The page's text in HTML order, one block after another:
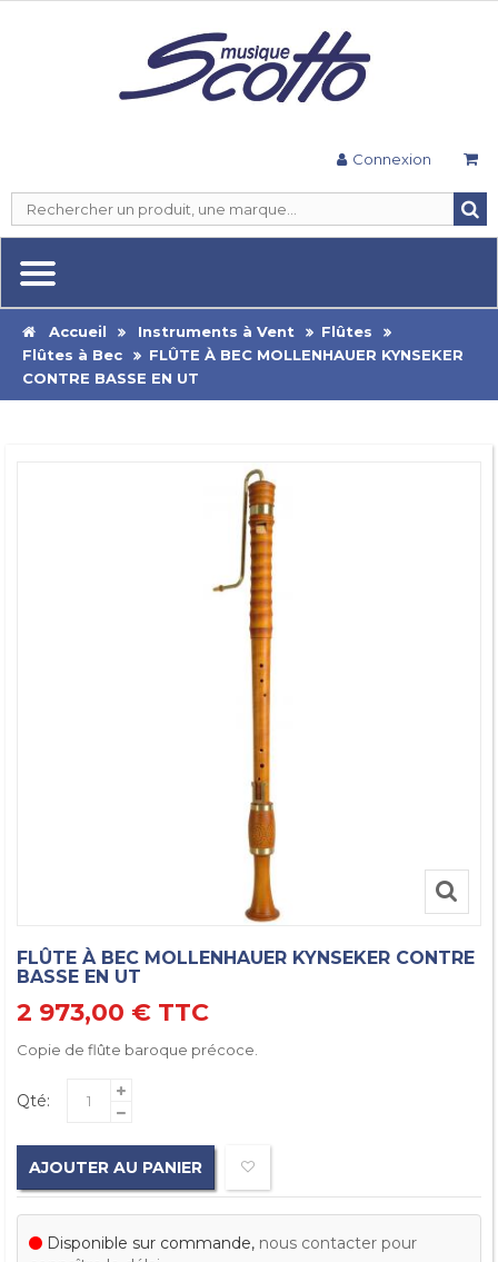
Connexion
Accueil Instruments à Vent
Flûtes
Flûtes à Bec
FLÛTE À BEC MOLLENHAUER KYNSEKER
CONTRE BASSE EN UT
FLÛTE À BEC MOLLENHAUER KYNSEKER CONTRE
BASSE EN UT
2 973,00 € TTC
Copie de flûte baroque précoce.
Qté:
AJOUTER AU PANIER
Disponible sur commande, nous contacter pour